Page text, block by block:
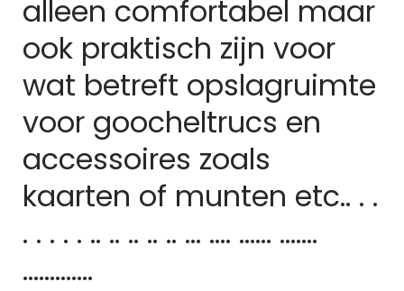
alleen comfortabel maar
ook praktisch zijn voor
wat betreft opslagruimte
voor goocheltrucs en
accessoires zoals
kaarten of munten etc.. . .
. . . . . .. .. .. .. .. … …. …… …….
………….